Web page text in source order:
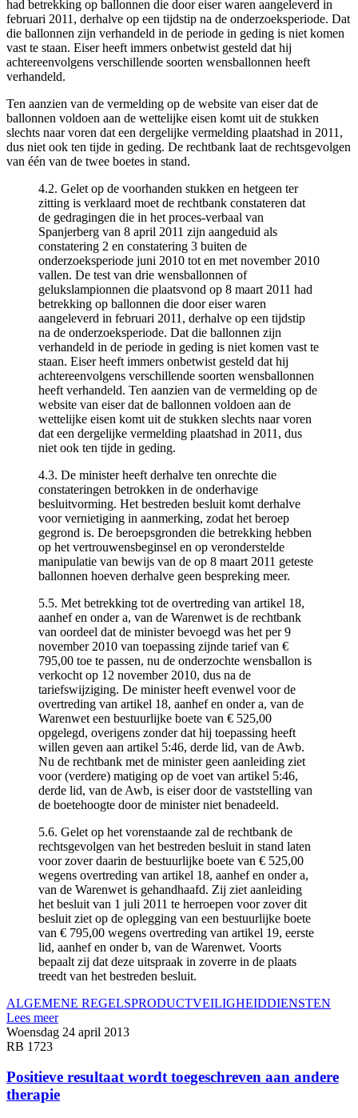
had betrekking op ballonnen die door eiser waren aangeleverd in
februari 2011, derhalve op een tijdstip na de onderzoeksperiode. Dat
die ballonnen zijn verhandeld in de periode in geding is niet komen
vast te staan. Eiser heeft immers onbetwist gesteld dat hij
achtereenvolgens verschillende soorten wensballonnen heeft
verhandeld.
Ten aanzien van de vermelding op de website van eiser dat de
ballonnen voldoen aan de wettelijke eisen komt uit de stukken
slechts naar voren dat een dergelijke vermelding plaatshad in 2011,
dus niet ook ten tijde in geding. De rechtbank laat de rechtsgevolgen
van één van de twee boetes in stand.
4.2. Gelet op de voorhanden stukken en hetgeen ter
zitting is verklaard moet de rechtbank constateren dat
de gedragingen die in het proces-verbaal van
Spanjerberg van 8 april 2011 zijn aangeduid als
constatering 2 en constatering 3 buiten de
onderzoeksperiode juni 2010 tot en met november 2010
vallen. De test van drie wensballonnen of
gelukslampionnen die plaatsvond op 8 maart 2011 had
betrekking op ballonnen die door eiser waren
aangeleverd in februari 2011, derhalve op een tijdstip
na de onderzoeksperiode. Dat die ballonnen zijn
verhandeld in de periode in geding is niet komen vast te
staan. Eiser heeft immers onbetwist gesteld dat hij
achtereenvolgens verschillende soorten wensballonnen
heeft verhandeld. Ten aanzien van de vermelding op de
website van eiser dat de ballonnen voldoen aan de
wettelijke eisen komt uit de stukken slechts naar voren
dat een dergelijke vermelding plaatshad in 2011, dus
niet ook ten tijde in geding.
4.3. De minister heeft derhalve ten onrechte die
constateringen betrokken in de onderhavige
besluitvorming. Het bestreden besluit komt derhalve
voor vernietiging in aanmerking, zodat het beroep
gegrond is. De beroepsgronden die betrekking hebben
op het vertrouwensbeginsel en op veronderstelde
manipulatie van bewijs van de op 8 maart 2011 geteste
ballonnen hoeven derhalve geen bespreking meer.
5.5. Met betrekking tot de overtreding van artikel 18,
aanhef en onder a, van de Warenwet is de rechtbank
van oordeel dat de minister bevoegd was het per 9
november 2010 van toepassing zijnde tarief van €
795,00 toe te passen, nu de onderzochte wensballon is
verkocht op 12 november 2010, dus na de
tariefswijziging. De minister heeft evenwel voor de
overtreding van artikel 18, aanhef en onder a, van de
Warenwet een bestuurlijke boete van € 525,00
opgelegd, overigens zonder dat hij toepassing heeft
willen geven aan artikel 5:46, derde lid, van de Awb.
Nu de rechtbank met de minister geen aanleiding ziet
voor (verdere) matiging op de voet van artikel 5:46,
derde lid, van de Awb, is eiser door de vaststelling van
de boetehoogte door de minister niet benadeeld.
5.6. Gelet op het vorenstaande zal de rechtbank de
rechtsgevolgen van het bestreden besluit in stand laten
voor zover daarin de bestuurlijke boete van € 525,00
wegens overtreding van artikel 18, aanhef en onder a,
van de Warenwet is gehandhaafd. Zij ziet aanleiding
het besluit van 1 juli 2011 te herroepen voor zover dit
besluit ziet op de oplegging van een bestuurlijke boete
van € 795,00 wegens overtreding van artikel 19, eerste
lid, aanhef en onder b, van de Warenwet. Voorts
bepaalt zij dat deze uitspraak in zoverre in de plaats
treedt van het bestreden besluit.
ALGEMENE REGELSPRODUCTVEILIGHEIDDIENSTEN
Lees meer
Woensdag 24 april 2013
RB 1723
Positieve resultaat wordt toegeschreven aan andere
therapie